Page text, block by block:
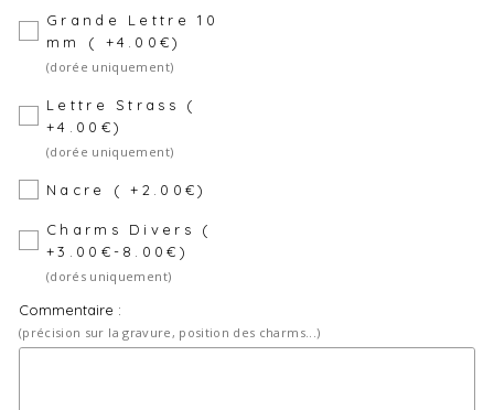
Grande Lettre 10
mm ( +4.00€)
(dorée uniquement)
Lettre Strass (
+4.00€)
(dorée uniquement)
Nacre ( +2.00€)
Charms Divers (
+3.00€-8.00€)
(dorés uniquement)
Commentaire :
(précision sur la gravure, position des charms...)